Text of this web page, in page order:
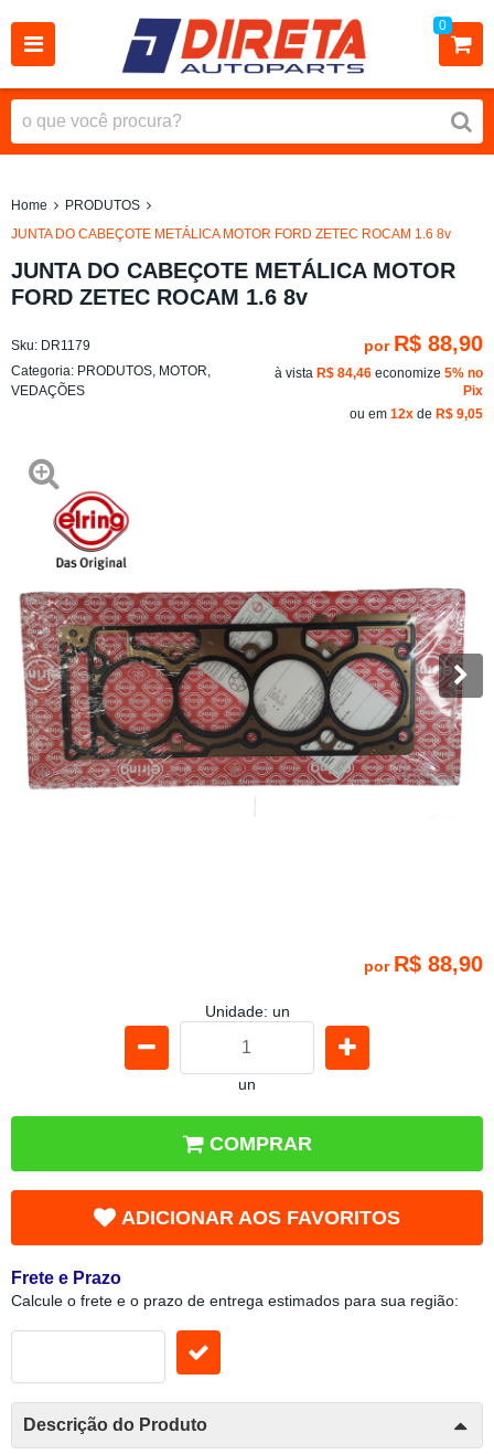
0
Home
PRODUTOS
JUNTA DO CABEÇOTE METÁLICA MOTOR FORD ZETEC ROCAM 1.6 8v
JUNTA DO CABEÇOTE METÁLICA MOTOR
FORD ZETEC ROCAM 1.6 8v
Sku: DR1179
Categoria: PRODUTOS MOTOR
VEDAÇÕES
por R$ 88,90
à vista R$ 84,46 economize 5% no
Pix
ou em 12x de R$ 9,05
por R$ 88,90
Unidade: un
un
COMPRAR
ADICIONAR AOS FAVORITOS
Frete e Prazo
Calcule o frete e o prazo de entrega estimados para sua região:
Descrição do Produto